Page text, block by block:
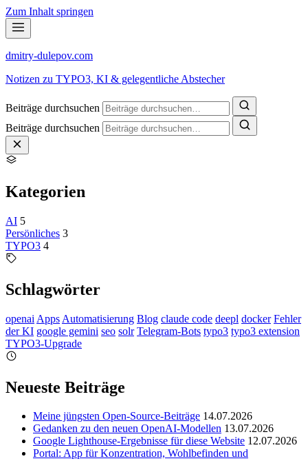
Zum Inhalt springen
dmitry-dulepov.com
Notizen zu TYPO3, KI & gelegentliche Abstecher
Beiträge durchsuchen
Beiträge durchsuchen
Kategorien
AI 5
Persönliches 3
TYPO3 4
Schlagwörter
openai Apps Automatisierung Blog claude code deepl docker Fehler
der KI google gemini seo solr Telegram-Bots typo3 typo3 extension
TYPO3-Upgrade
Neueste Beiträge
Meine jüngsten Open-Source-Beiträge 14.07.2026
Gedanken zu den neuen OpenAI-Modellen 13.07.2026
Google Lighthouse-Ergebnisse für diese Website 12.07.2026
Portal: App für Konzentration, Wohlbefinden und